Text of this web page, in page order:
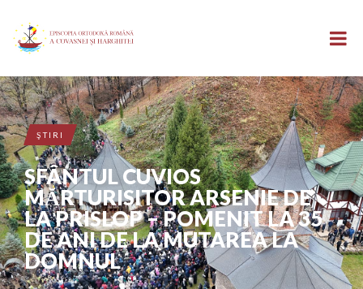
ŞTIRI
SFÂNTUL CUVIOS
MĂRTURISITOR ARSENIE DE
LA PRISLOP – POMENIT LA 35
DE ANI DE LA MUTAREA LA
DOMNUL